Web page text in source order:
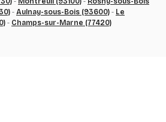
- Aulnay-sous-Bois (93600) - Le
- Champs-sur-Marne (77420)